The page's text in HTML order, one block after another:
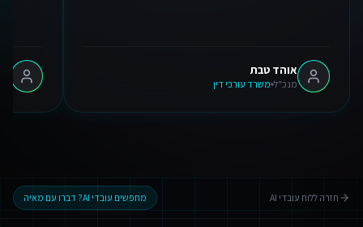
אוהד טבת
מנכ"ל משרד עורכי דין
חזרה ללוח עובדי AI מחפשים עובדי AI? דברו עם מאיה
מדיניות פרטיות
אישור הכל